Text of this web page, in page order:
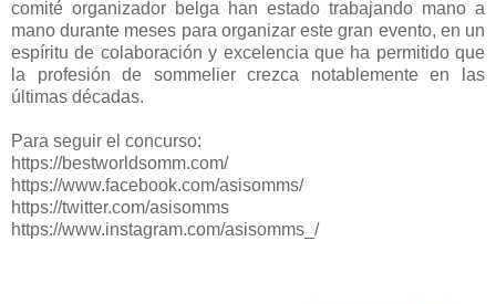
comité organizador belga han estado trabajando mano a
mano durante meses para organizar este gran evento, en un
espíritu de colaboración y excelencia que ha permitido que
la profesión de sommelier crezca notablemente en las
últimas décadas.
Para seguir el concurso:
https://bestworldsomm.com/
https://www.facebook.com/asisomms/
https://twitter.com/asisomms
https://www.instagram.com/asisomms_/